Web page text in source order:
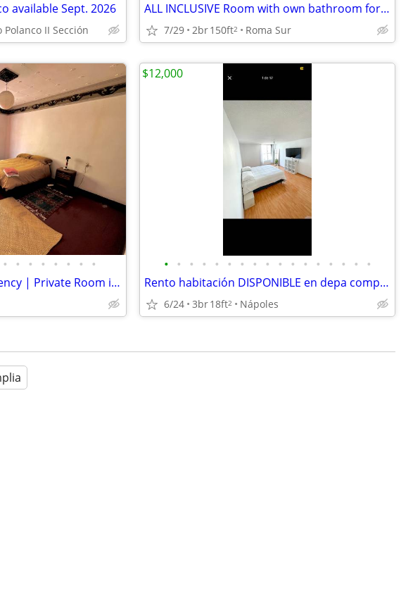
available Sept. 2026
II Sección
ALL INCLUSIVE Room with own bathroom for a🐶 dog lover female in house
7/29 2br150ft2 Roma Sur
• • • • • • • •
Casa Viva Gallery Residency | Private Room in Creative Community
• • • • • • • • • • • • • • • • •
Rento habitación DISPONIBLE en depa compartido
6/24 3br18ft2 Nápoles
$12,000